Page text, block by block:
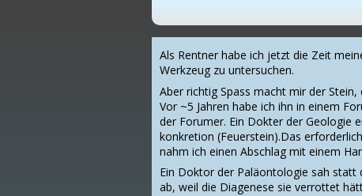
Als Rentner habe ich jetzt die Zeit
Werkzeug zu untersuchen.
Aber richtig Spass macht mir der
Vor ~5 Jahren habe ich ihn in einem
der Forumer. Ein Dokter der Geologie
konkretion (Feuerstein).Das
nahm ich einen Abschlag mit einem
Ein Doktor der Paläontologie sah statt
ab, weil die Diagenese sie verrottet